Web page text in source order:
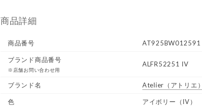
商品詳細
商品番号 AT925BW012591
ブランド商品番号
※店舗お問い合わせ用
ALFR52251 IV
ブランド名 Atelier （アトリエ）
色 アイボリー（IV）